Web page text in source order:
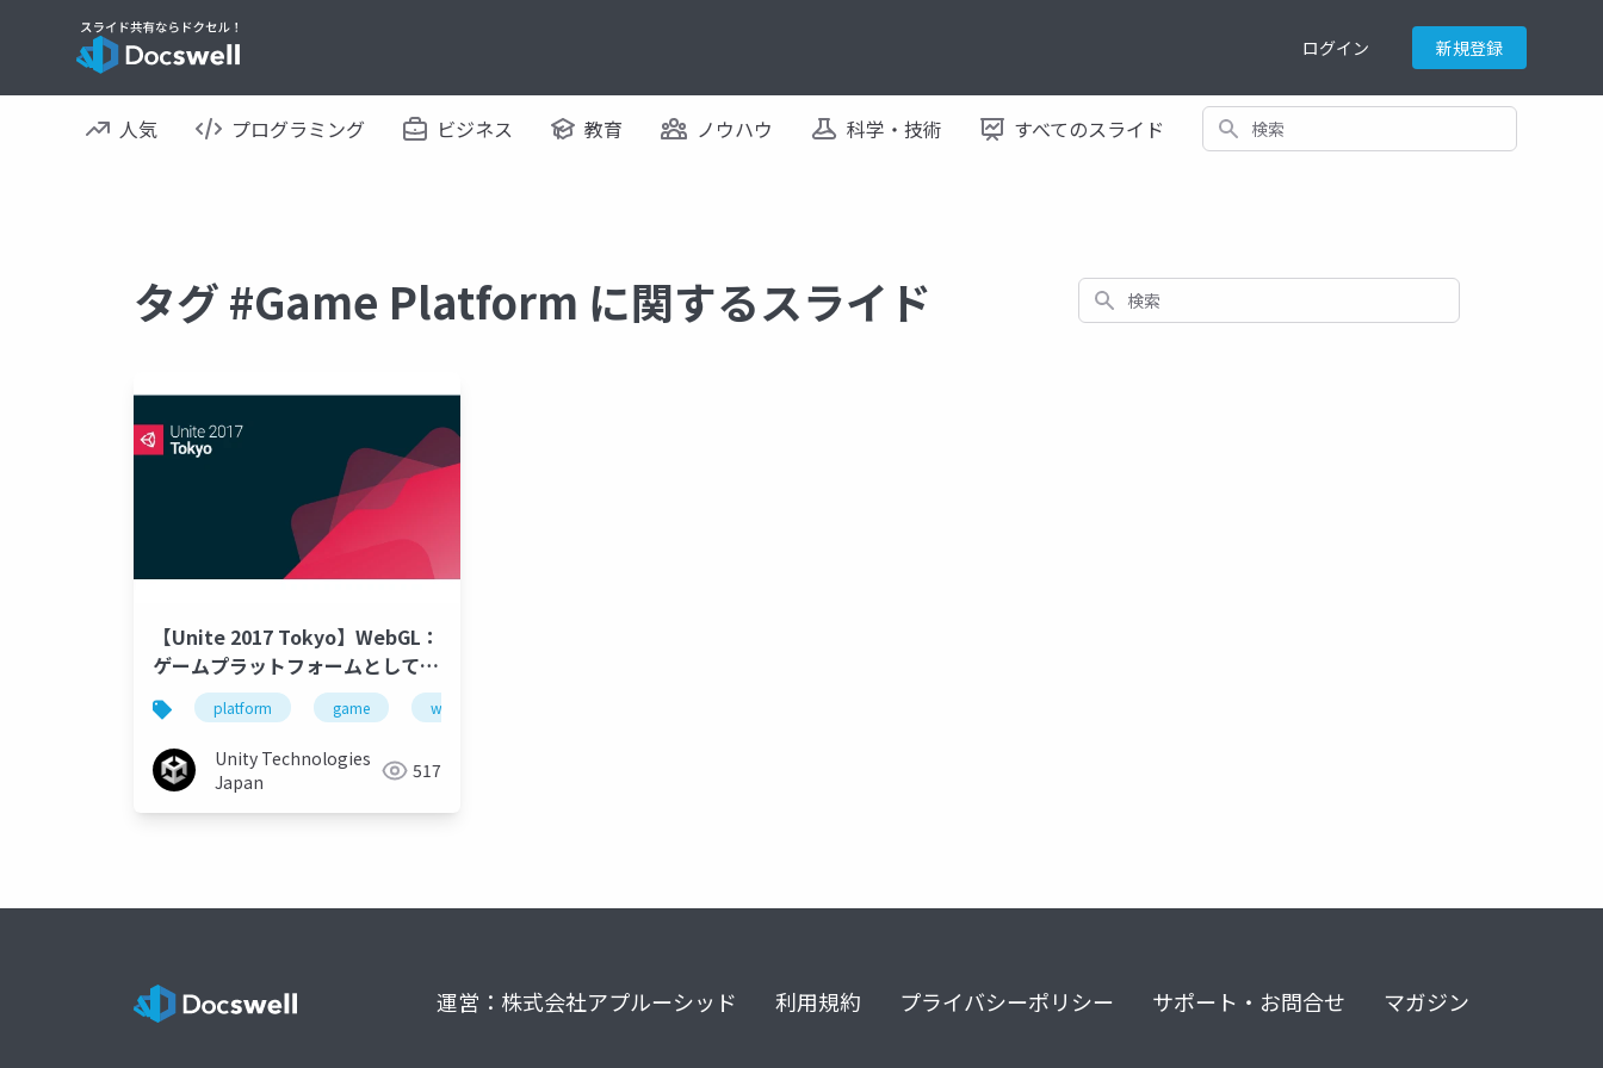
ログイン 新規登録
人気 プログラミング ビジネス 教育 ノウハウ 科学・技術 すべてのスライド 検索
タグ #Game Platform に関するスライド 検索
【Unite 2017 Tokyo】WebGL：
ゲームプラットフォームとしての
Webと現在と未来
platform game wed
Unity Technologies
Japan
517
運営：株式会社アプルーシッド 利用規約 プライバシーポリシー サポート・お問合せ マガジン